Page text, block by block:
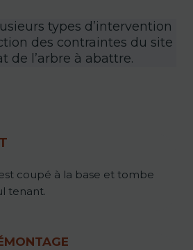
types d’intervention
des contraintes du site
de l’arbre à abattre.
est coupé à la base et tombe
tenant.